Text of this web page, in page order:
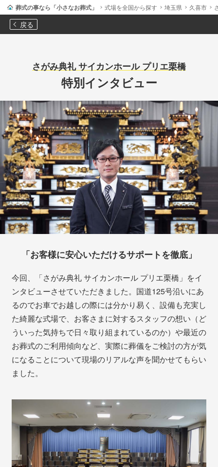
葬式の事なら「小さなお葬式」 式場を全国から探す 埼玉県 久喜市
戻る
さがみ典礼 サイカンホール プリエ栗橋
特別インタビュー
「お客様に安心いただけるサポートを徹底」
今回、「さがみ典礼 サイカンホール プリエ栗橋」をイ
ンタビューさせていただきました。国道125号沿いにあ
るのでお車でお越しの際には分かり易く、設備も充実し
た綺麗な式場で、お客さまに対するスタッフの想い（ど
ういった気持ちで日々取り組まれているのか）や最近の
お葬式のご利用傾向など、実際に葬儀をご検討の方が気
になることについて現場のリアルな声を聞かせてもらい
ました。